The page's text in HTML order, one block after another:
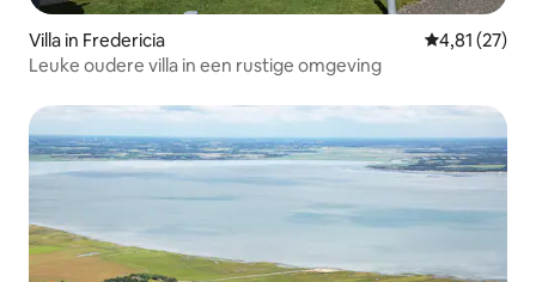
Villa in Fredericia Gemiddelde
4,81 (27)
Leuke oudere villa in een rustige omgeving